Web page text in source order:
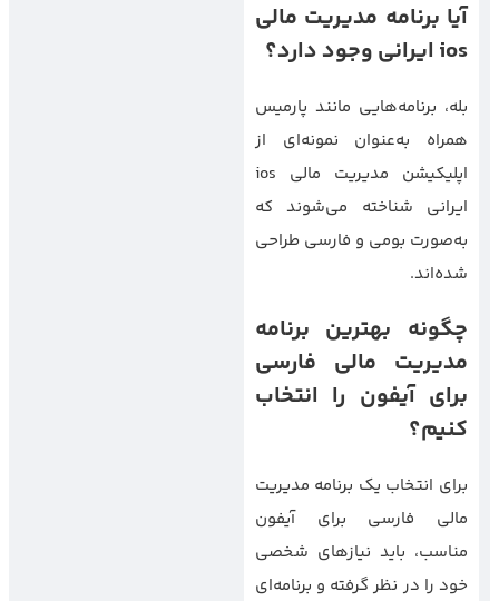
آیا برنامه مدیریت مالی
ios ایرانی وجود دارد؟
بله، برنامه‌هایی مانند پارمیس
همراه به‌عنوان نمونه‌ای از
اپلیکیشن مدیریت مالی ios
ایرانی شناخته می‌شوند که
به‌صورت بومی و فارسی طراحی
شده‌اند.
چگونه بهترین برنامه
مدیریت مالی فارسی
برای آیفون را انتخاب
کنیم؟
برای انتخاب یک برنامه مدیریت
مالی فارسی برای آیفون
مناسب، باید نیازهای شخصی
خود را در نظر گرفته و برنامه‌ای